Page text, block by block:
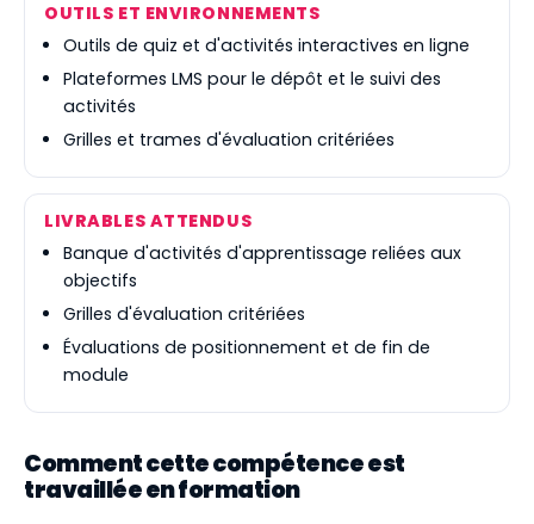
OUTILS ET ENVIRONNEMENTS
Outils de quiz et d'activités interactives en ligne
Plateformes LMS pour le dépôt et le suivi des
activités
Grilles et trames d'évaluation critériées
LIVRABLES ATTENDUS
Banque d'activités d'apprentissage reliées aux
objectifs
Grilles d'évaluation critériées
Évaluations de positionnement et de fin de
module
Comment cette compétence est
travaillée en formation